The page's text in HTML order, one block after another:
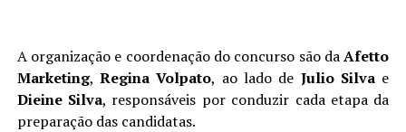
A organização e coordenação do concurso são daAfetto
Marketing, Regina Volpato, ao lado de Julio Silva e
Dieine Silva, responsáveis por conduzir cada etapa da
preparação das candidatas.